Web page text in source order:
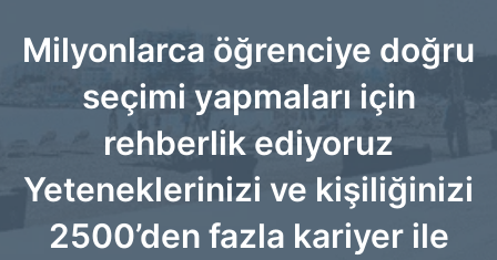
Milyonlarca öğrenciye doğru
seçimi yapmaları için
rehberlik ediyoruz
Yeteneklerinizi ve kişiliğinizi
2500’den fazla kariyer ile